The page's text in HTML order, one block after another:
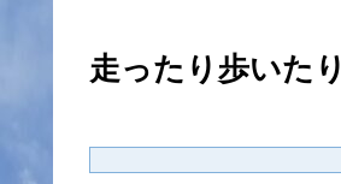
走ったり歩いたり